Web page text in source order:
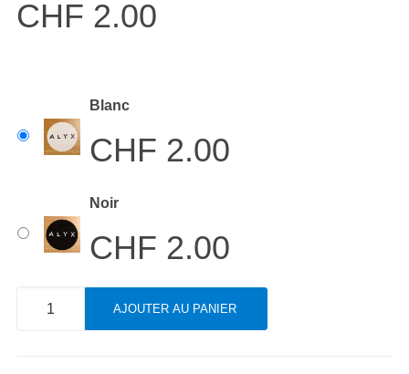
CHF 2.00
Blanc
CHF 2.00
Noir
CHF 2.00
quantité
AJOUTER AU PANIER